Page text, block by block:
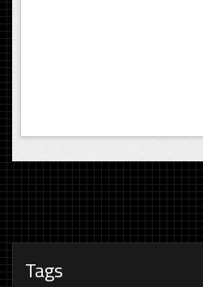
Tags